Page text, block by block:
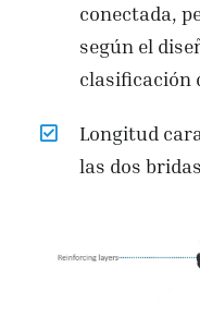
conectada,
según el
clasificación
Longitud
las dos